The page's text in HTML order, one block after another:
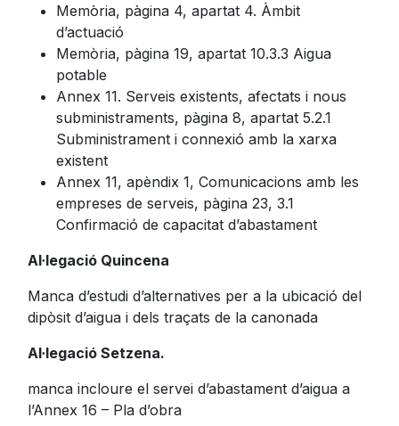
Memòria, pàgina 4, apartat 4. Àmbit
d’actuació
Memòria, pàgina 19, apartat 10.3.3 Aigua
potable
Annex 11. Serveis existents, afectats i nous
subministraments, pàgina 8, apartat 5.2.1
Subministrament i connexió amb la xarxa
existent
Annex 11, apèndix 1, Comunicacions amb les
empreses de serveis, pàgina 23, 3.1
Confirmació de capacitat d’abastament
Al·legació Quincena
Manca d’estudi d’alternatives per a la ubicació del
dipòsit d’aigua i dels traçats de la canonada
Al·legació Setzena.
manca incloure el servei d’abastament d’aigua a
l’Annex 16 – Pla d’obra